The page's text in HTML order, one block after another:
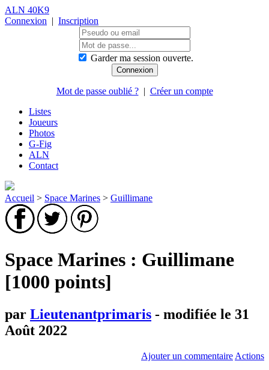
ALN 40K9
Connexion | Inscription
Garder ma session ouverte.
Mot de passe oublié ?| Créer un compte
Listes
Joueurs
Photos
G-Fig
ALN
Contact
Accueil > Space Marines > Guillimane
Space Marines : Guillimane
[1000 points]
par Lieutenantprimaris - modifiée le 31
Août 2022
Ajouter un commentaire Actions